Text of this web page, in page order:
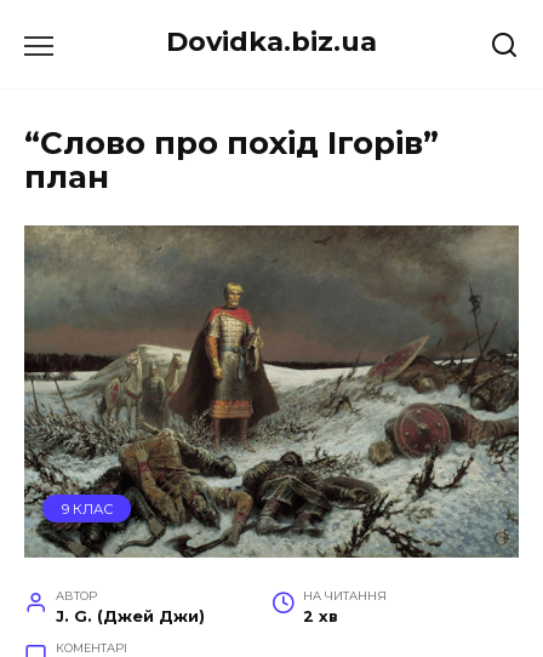
до
Dovidka.biz.ua
“Слово про похід Ігорів”
план
9 КЛАС
АВТОР
J. G. (Джей Джи)
НА ЧИТАННЯ
2 хв
КОМЕНТАРІ